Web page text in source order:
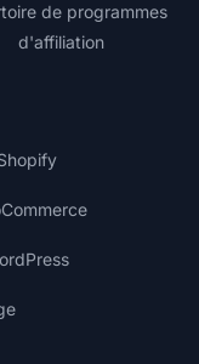
de programmes
d'affiliation